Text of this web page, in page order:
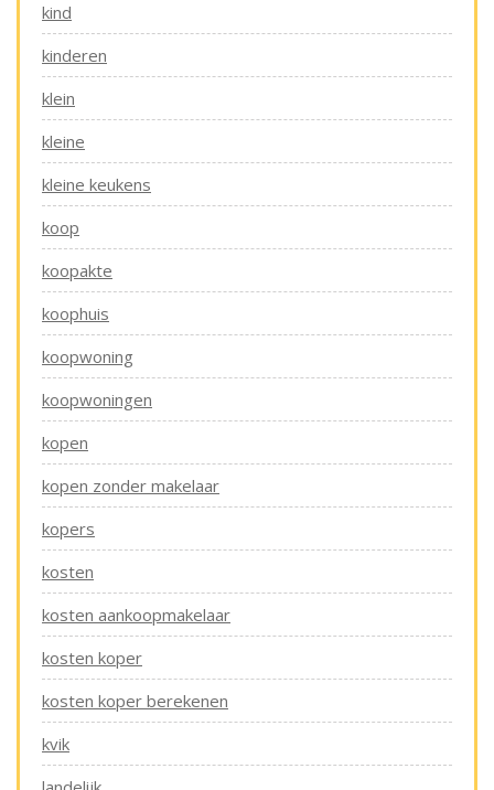
kind
kinderen
klein
kleine
kleine keukens
koop
koopakte
koophuis
koopwoning
koopwoningen
kopen
kopen zonder makelaar
kopers
kosten
kosten aankoopmakelaar
kosten koper
kosten koper berekenen
kvik